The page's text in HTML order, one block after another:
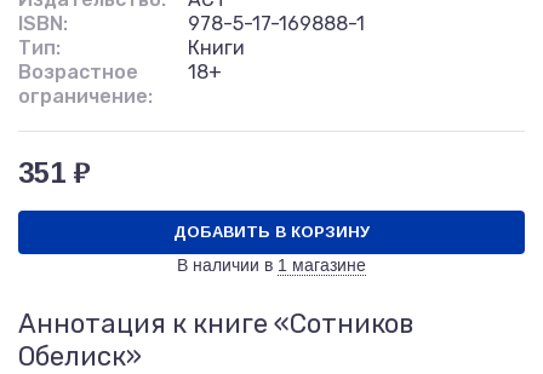
ISBN:
978-5-17-169888-1
Тип:
Книги
Возрастное
ограничение:
18+
351 ₽
ДОБАВИТЬ В КОРЗИНУ
В наличии в 1 магазине
Аннотация к книге «Сотников
Обелиск»